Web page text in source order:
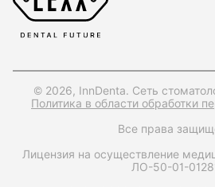
© 2026, InnDenta. Сеть
Политика в области обработки
Все права
Лицензия на осуществление
ЛО-50-01-